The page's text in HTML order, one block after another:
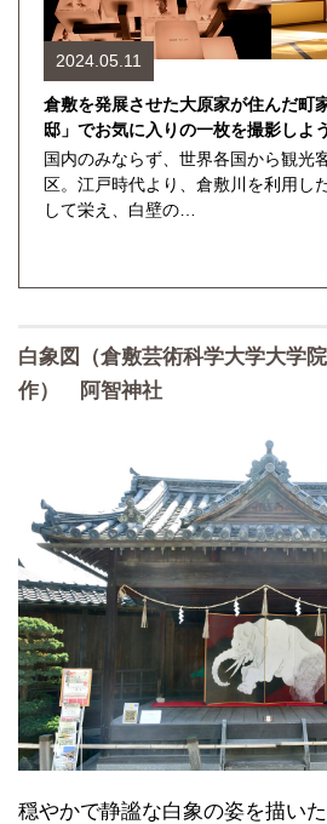
2024.05.11
倉敷を発展させた大原家が住んだ町
邸」でお気に入りの一枚を撮影しよう
国内のみならず、世界各国から観光
区。江戸時代より、倉敷川を利用し
して栄え、白壁の…
白象図（倉敷芸術科学大学大学
作） 阿智神社
穏やかで静謐な白象の姿を描い